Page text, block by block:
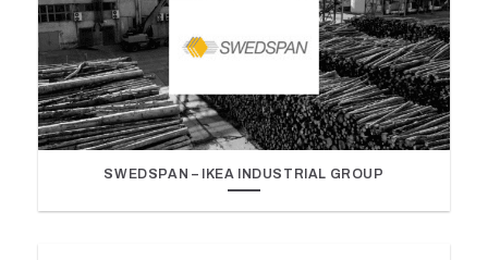
SWEDSPAN – IKEA INDUSTRIAL GROUP